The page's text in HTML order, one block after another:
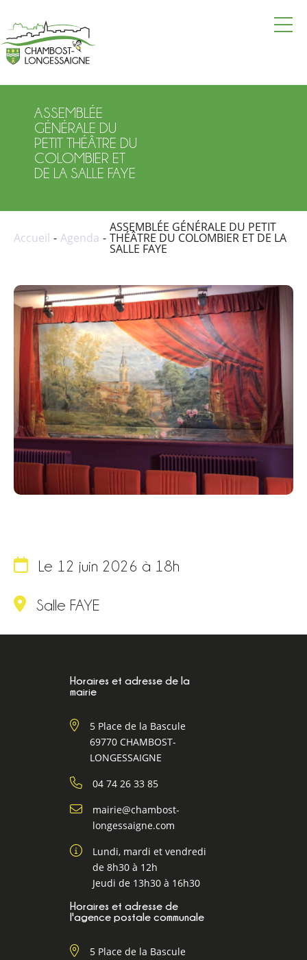
ASSEMBLÉE
GÉNÉRALE DU
PETIT THÉÂTRE DU
COLOMBIER ET
DE LA SALLE FAYE
Accueil Agenda
ASSEMBLÉE GÉNÉRALE DU PETIT
THÉÂTRE DU COLOMBIER ET DE LA
SALLE FAYE
Le 12 juin 2026 à 18h
Salle FAYE
Horaires et adresse de la
mairie
5 Place de la Bascule
69770 CHAMBOST-
LONGESSAIGNE
04 74 26 33 85
mairie@chambost-
longessaigne.com
Lundi, mardi et vendredi
de 8h30 à 12h
Jeudi de 13h30 à 16h30
Horaires et adresse de
l'agence postale communale
5 Place de la Bascule
Vie pratique
Vie culturelle et touristique
Agenda
Annuaire
Contacter la mairie